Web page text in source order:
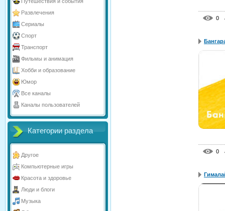
Развлечения
Сериалы
Спорт
Транспорт
Фильмы и анимация
Хобби и образование
Юмор
Все каналы
Каналы пользователей
Категории раздела
Другое
Компьютерные игры
Красота и здоровье
Люди и блоги
Музыка
0
0